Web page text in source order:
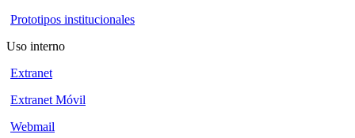
Prototipos institucionales
Uso interno
Extranet
Extranet Móvil
Webmail